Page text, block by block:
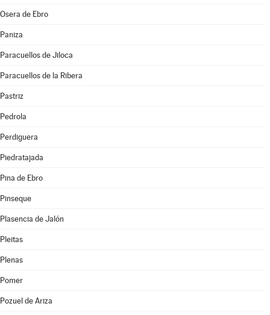
Osera de Ebro
Paniza
Paracuellos de Jiloca
Paracuellos de la Ribera
Pastriz
Pedrola
Perdiguera
Piedratajada
Pina de Ebro
Pinseque
Plasencia de Jalón
Pleitas
Plenas
Pomer
Pozuel de Ariza